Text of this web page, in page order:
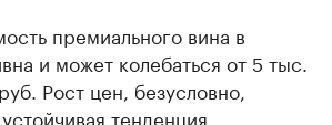
премиального вина в
и может колебаться от 5 тыс.
Рост цен, безусловно,
тенденция,